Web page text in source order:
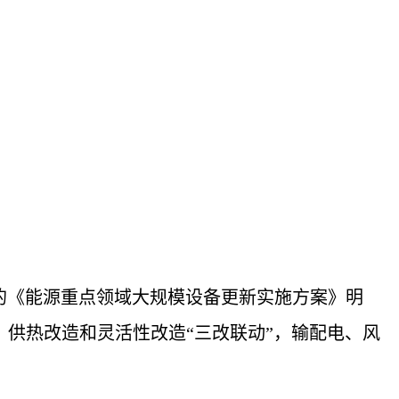
能源重点领域大规模设备更新实施方案》明
热改造和灵活性改造“三改联动”，输配电、风